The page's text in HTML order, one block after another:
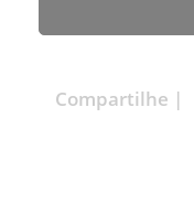
Compartilhe |